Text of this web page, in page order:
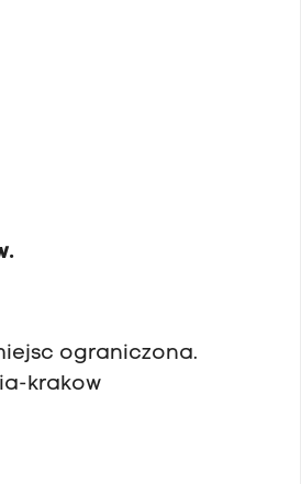
ograniczona.
krakow